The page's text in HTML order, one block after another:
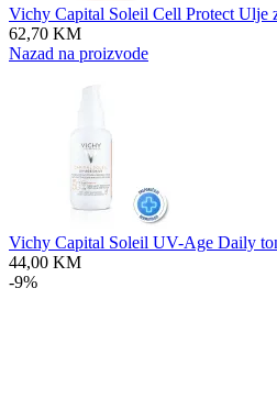
Vichy Capital Soleil Cell Protect Ulje
62,70 KM
Nazad na proizvode
Vichy Capital Soleil UV-Age Daily
44,00 KM
-9%